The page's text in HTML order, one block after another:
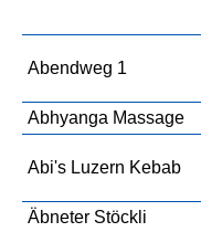
Abendweg 1
Abhyanga Massage
Abi's Luzern Kebab
Äbneter Stöckli